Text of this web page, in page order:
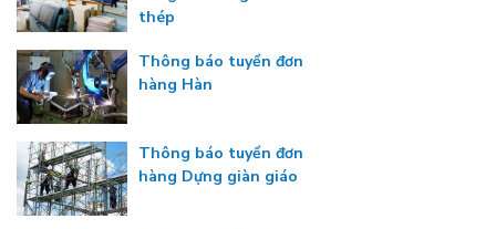
thép
Thông báo tuyển đơn
hàng Hàn
Thông báo tuyển đơn
hàng Dựng giàn giáo